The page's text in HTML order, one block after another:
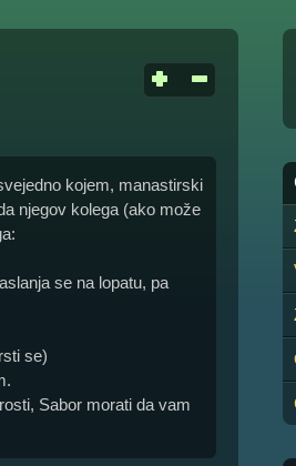
kojem, manastirski
njegov kolega (ako može
se na lopatu, pa
se)
Sabor morati da vam